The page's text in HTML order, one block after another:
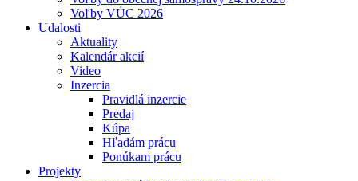
Voľby VÚC 2026
Udalosti
Aktuality
Kalendár akcií
Video
Inzercia
Pravidlá inzercie
Predaj
Kúpa
Hľadám prácu
Ponúkam prácu
Projekty